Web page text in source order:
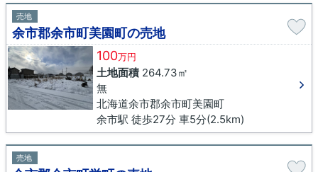
売地
余市郡余市町美園町の売地
100万円
土地面積264.73㎡
無
北海道余市郡余市町美園町
余市駅 徒歩27分 車5分(2.5km)
売地